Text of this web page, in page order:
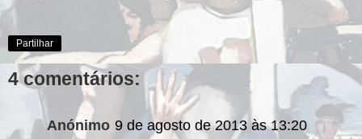
Partilhar
4 comentários:
Anónimo 9 de agosto de 2013 às 13:20